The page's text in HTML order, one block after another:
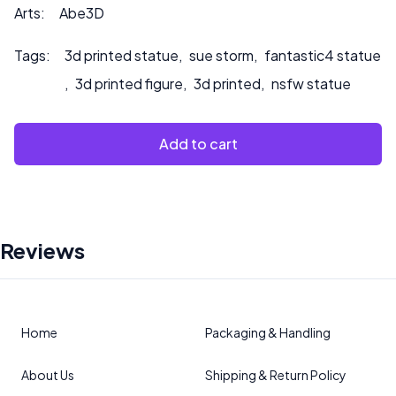
oder wenn Sie möchten, dass wir das Produkt bemalen.
Arts: Abe3D
Tags: 3d printed statue, sue storm, fantastic4 statue
, 3d printed figure, 3d printed, nsfw statue
Add to cart
Reviews
Home
About Us
Packaging & Handling
Shipping & Return Policy